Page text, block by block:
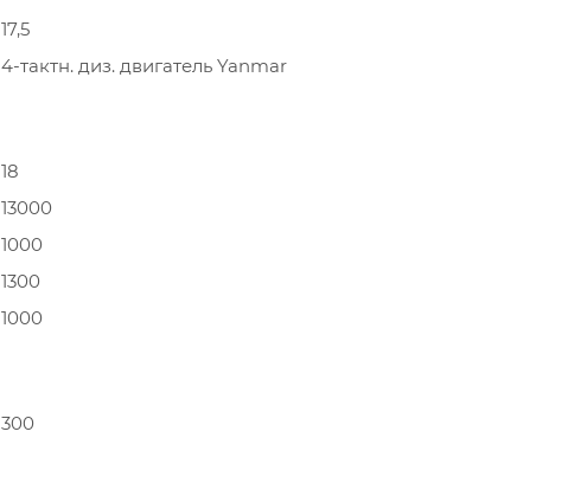
17,5
4-тактн. диз. двигатель Yanmar
18
13000
1000
1300
1000
300